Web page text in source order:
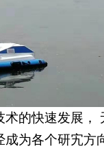
术的快速发展，
成为各个研宄方